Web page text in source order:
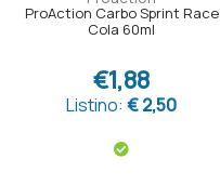
ProAction Carbo Sprint Race
Cola 60ml
€1,88
Listino: € 2,50